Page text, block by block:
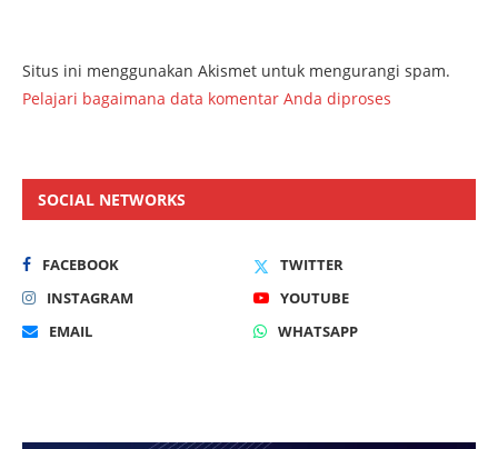
Situs ini menggunakan Akismet untuk mengurangi spam.
Pelajari bagaimana data komentar Anda diproses
SOCIAL NETWORKS
FACEBOOK
TWITTER
INSTAGRAM
YOUTUBE
EMAIL
WHATSAPP